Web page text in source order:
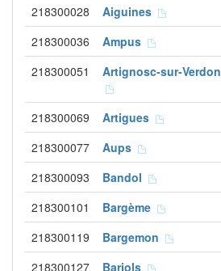
218300028
Aiguines
218300036 Ampus
218300051 Artignosc-sur-Verdon
218300069 Artigues
218300077 Aups
218300093 Bandol
218300101 Bargème
218300119 Bargemon
218300127 Barjols